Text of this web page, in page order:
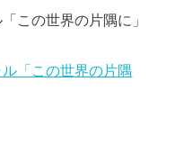
この世界の片隅に」
「この世界の片隅